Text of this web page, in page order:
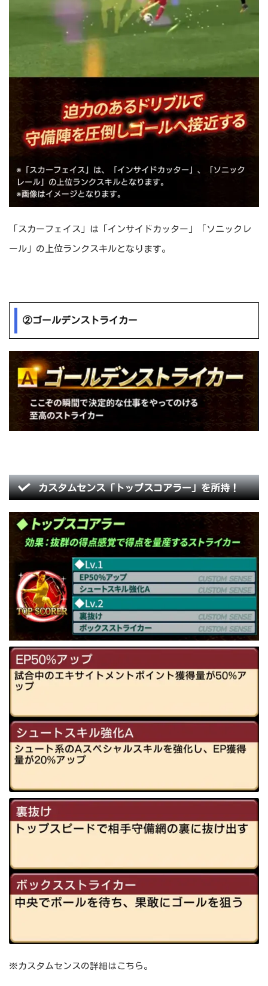
「スカーフェイス」は「インサイドカッター」「ソニックレ
ール」の上位ランクスキルとなります。
②ゴールデンストライカー
カスタムセンス「トップスコアラー」を所持！
※カスタムセンスの詳細はこちら。